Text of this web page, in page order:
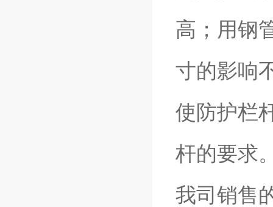
高；用钢
寸的影响
使防护栏
杆的要求
我司销售